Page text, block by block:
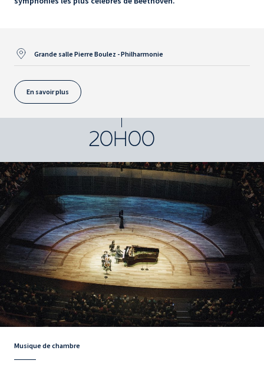
Grande salle Pierre Boulez - Philharmonie
En savoir plus
20H00
Musique de chambre